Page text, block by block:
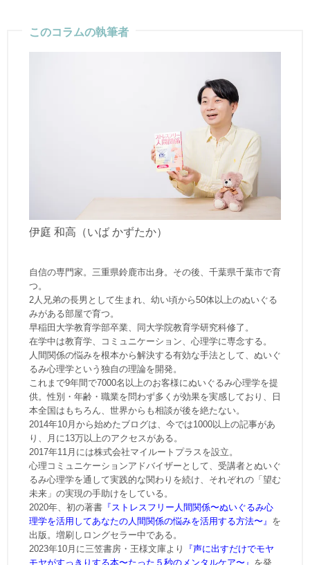
このコラムの執筆者
伊庭 和高（いば かずたか）
自信の専門家。三重県鈴鹿市出身。その後、千葉県千葉市で育
つ。
2人兄弟の長男として生まれ、幼い頃から50体以上のぬいぐる
みがある部屋で育つ。
早稲田大学教育学部卒業、同大学院教育学研究科修了。
在学中は教育学、コミュニケーション、心理学に専念する。
人間関係の悩みを根本から解決する有効な手法として、ぬいぐ
るみ心理学という独自の理論を開発。
これまで9年間で7000名以上のお客様にぬいぐるみ心理学を提
供。性別・年齢・職業を問わず多くが効果を実感しており、日
本全国はもちろん、世界からも相談が後を絶たない。
2014年10月から始めたブログは、今では1000以上の記事があ
り、月に13万以上のアクセスがある。
2017年11月には株式会社マイルートプラスを設立。
心理コミュニケーションアドバイザーとして、受講者とぬいぐ
るみ心理学を通して実践的な関わりを続け、それぞれの「望む
未来」の実現の手助けをしている。
2020年、初の著書 『ストレスフリー人間関係〜ぬいぐるみ心
理学を活用してあなたの人間関係の悩みを活用する方法〜』 を
出版。増刷しロングセラー中である。
2023年10月に三笠書房・王様文庫より
『声に出すだけでモヤ
モヤがすっきりする本〜たった５秒のメンタルケア〜』 を発